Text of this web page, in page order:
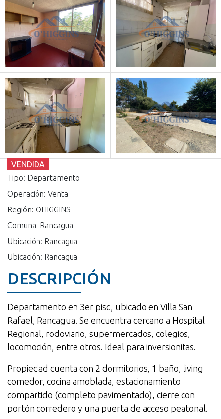
VENDIDA
Tipo: Departamento
Operación: Venta
Región: OHIGGINS
Comuna: Rancagua
Ubicación: Rancagua
Ubicación: Rancagua
DESCRIPCIÓN
Departamento en 3er piso, ubicado en Villa San
Rafael, Rancagua. Se encuentra cercano a Hospital
Regional, rodoviario, supermercados, colegios,
locomoción, entre otros. Ideal para inversionitas.
Propiedad cuenta con 2 dormitorios, 1 baño, living
comedor, cocina amoblada, estacionamiento
compartido (completo pavimentado), cierre con
portón corredero y una puerta de acceso peatonal.